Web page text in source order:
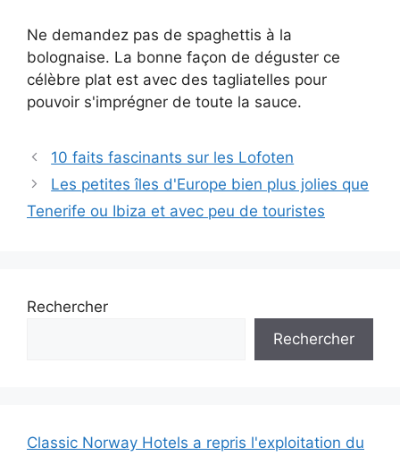
Ne demandez pas de spaghettis à la
bolognaise. La bonne façon de déguster ce
célèbre plat est avec des tagliatelles pour
pouvoir s'imprégner de toute la sauce.
10 faits fascinants sur les Lofoten
Les petites îles d'Europe bien plus jolies que
Tenerife ou Ibiza et avec peu de touristes
Rechercher
Rechercher
Classic Norway Hotels a repris l'exploitation du